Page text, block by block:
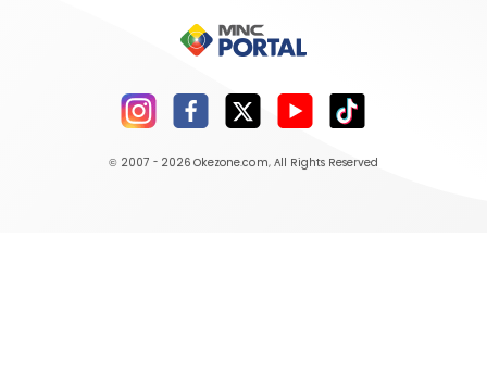
© 2007 - 2026 Okezone.com, All Rights Reserved